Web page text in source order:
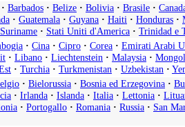
· Barbados · Belize · Bolivia · Brasile ·
· Guatemala · Guyana · Haiti · Honduras ·
Suriname · Stati Uniti d'America · Trinidad e
· Cina · Cipro · Corea · Emirati Arabi
· Libano · Liechtenstein · Malaysia ·
· Turchia · Turkmenistan · Uzbekistan ·
· Bielorussia · Bosnia ed Erzegovina ·
· Irlanda · Islanda · Italia · Lettonia ·
· Portogallo · Romania · Russia · San